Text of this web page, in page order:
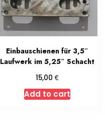
Einbauschienen für 3,5″
Laufwerk im 5,25″ Schacht
15,00 €
Add to cart